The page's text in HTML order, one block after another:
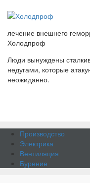
лечение внешнего
Холодпроф
Люди вынуждены
недугами, которые
неожиданно.
Производство
Электрика
Вентиляция
Бурение